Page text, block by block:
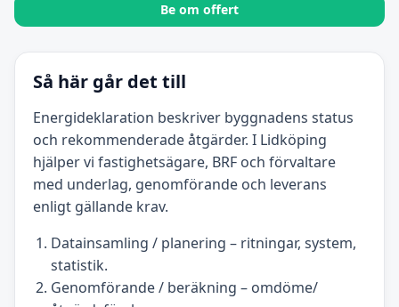
Be om offert
Så här går det till
Energideklaration beskriver byggnadens status
och rekommenderade åtgärder. I Lidköping
hjälper vi fastighetsägare, BRF och förvaltare
med underlag, genomförande och leverans
enligt gällande krav.
Datainsamling / planering – ritningar, system,
statistik.
Genomförande / beräkning – omdöme/